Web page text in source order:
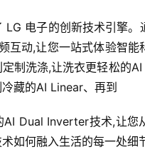
LG 电子的创新技术引擎。
互动,让您一站式体验智能
制洗涤,让洗衣更轻松的AI
藏的AI Linear、再到
Dual Inverter技术,让您
如何融入生活的每一处细